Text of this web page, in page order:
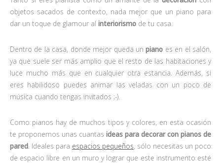
objetos sacados de contexto, nada mejor que un piano para
dar un toque de glamour al interiorismo de tu casa.
Dentro de la casa, donde mejor queda unpiano es en el salón,
ya que suele ser más amplio que el resto de las habitaciones y
luce mucho más que en cualquier otra estancia. Además, si
eres habilidoso puedes animar las veladas con un poco de
música cuando tengas invitados ;-).
Como pianos hay de muchos tipos y colores, en esta ocasión
te proponemos unas cuantas ideas para decorar con pianos de
pared. Ideales para espacios pequeños, sólo necesitas un poco
de espacio libre en un muro y lograr que este instrumento esté